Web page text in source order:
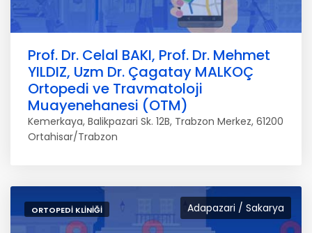
Prof. Dr. Celal BAKI, Prof. Dr. Mehmet
YILDIZ, Uzm Dr. Çagatay MALKOÇ
Ortopedi ve Travmatoloji
Muayenehanesi (OTM)
Kemerkaya, Balikpazari Sk. 12B, Trabzon Merkez, 61200
Ortahisar/Trabzon
Adapazari / Sakarya
ORTOPEDI KLINIĞI